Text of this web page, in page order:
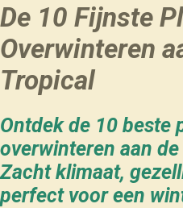
De 10 Fijnste
Overwinteren
Tropical
Ontdek de 10 beste
overwinteren aan
Zacht klimaat,
perfect voor een